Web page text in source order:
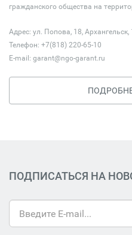
гражданского общества на
Адрес: ул. Попова, 18, Архангельск,
Телефон: +7(818) 220-65-10
E-mail: garant@ngo-garant.ru
ПОДПИСАТЬСЯ НА